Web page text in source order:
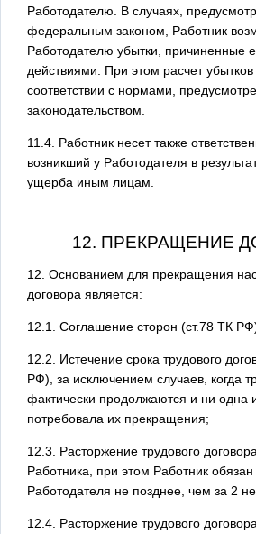
Работодателю. В случаях,
федеральным законом, Работник
Работодателю убытки, причиненные
действиями. При этом расчет
соответствии с нормами,
законодательством.
11.4. Работник несет также
возникший у Работодателя в
ущерба иным лицам.
12. ПРЕКРАЩЕНИЕ
12. Основанием для прекращения
договора является:
12.1. Соглашение сторон (ст.78 ТК
12.2. Истечение срока трудового
РФ), за исключением случаев, когда
фактически продолжаются и ни одна
потребовала их прекращения;
12.3. Расторжение трудового
Работника, при этом Работник
Работодателя не позднее, чем за 2
12.4. Расторжение трудового